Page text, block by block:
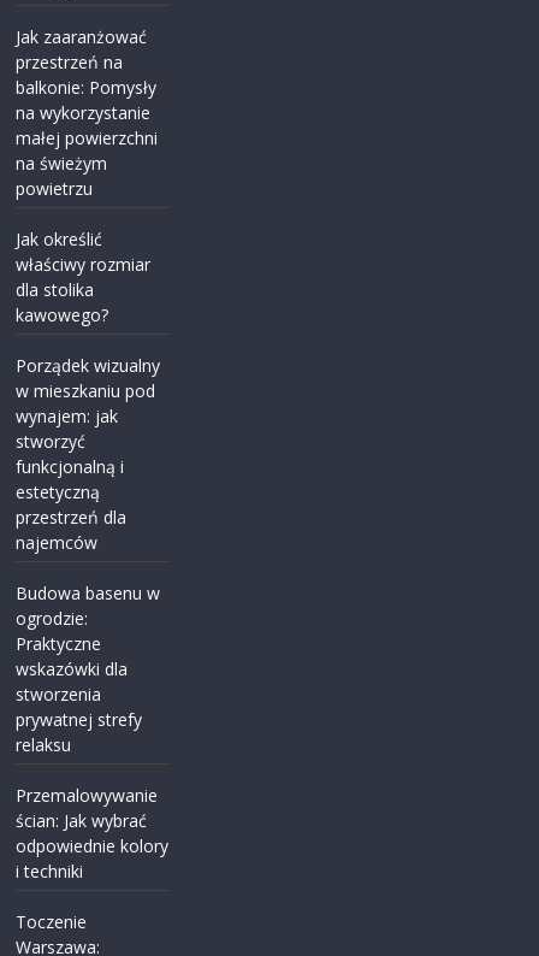
Jak zaaranżować
przestrzeń na
balkonie: Pomysły
na wykorzystanie
małej powierzchni
na świeżym
powietrzu
Jak określić
właściwy rozmiar
dla stolika
kawowego?
Porządek wizualny
w mieszkaniu pod
wynajem: jak
stworzyć
funkcjonalną i
estetyczną
przestrzeń dla
najemców
Budowa basenu w
ogrodzie:
Praktyczne
wskazówki dla
stworzenia
prywatnej strefy
relaksu
Przemalowywanie
ścian: Jak wybrać
odpowiednie kolory
i techniki
Toczenie
Warszawa: